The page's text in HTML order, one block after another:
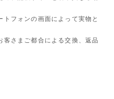
トフォンの画面によって実物と
客さまご都合による交換、返品